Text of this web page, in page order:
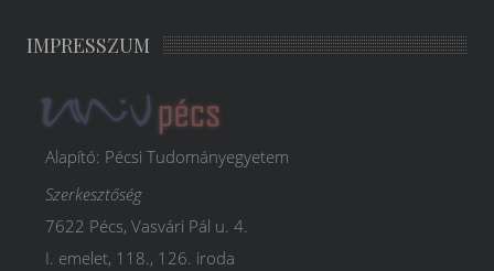
IMPRESSZUM
Alapító: Pécsi Tudományegyetem
Szerkesztőség
7622 Pécs, Vasvári Pál u. 4.
I. emelet, 118., 126. iroda